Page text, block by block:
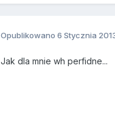
Opublikowano 6 Stycznia
Jak dla mnie wh perfidne...